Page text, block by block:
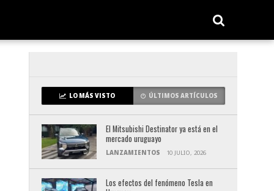
LO MÁS VISTO ÚLTIMOS ARTÍCULOS
El Mitsubishi Destinator ya está en el
mercado uruguayo
LANZAMIENTOS 10 JULIO, 2026
Los efectos del fenómeno Tesla en